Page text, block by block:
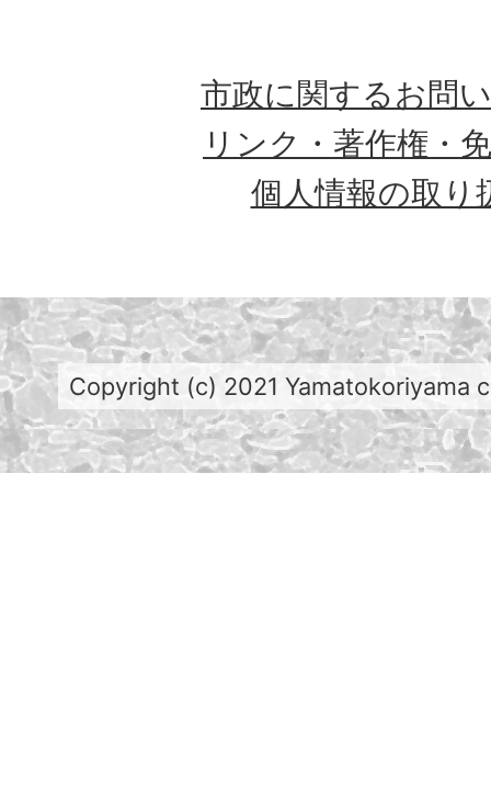
市政に関するお問
リンク・著作権・
個人情報の取り
Copyright (c) 2021 Yamatokoriyama